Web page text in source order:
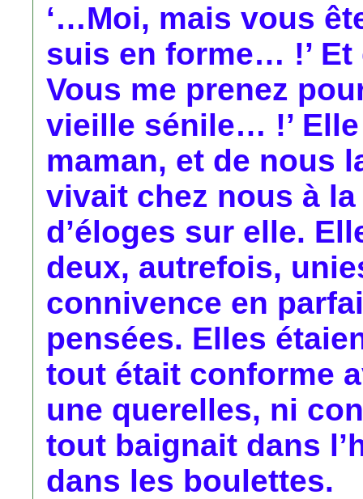
‘…Moi, mais vous
suis en forme… !’ Et
Vous me prenez
vieille sénile… !’
maman, et de nous
vivait chez nous à
d’éloges sur elle.
deux, autrefois,
connivence en
pensées. Elles
tout était conforme
une querelles, ni
tout baignait dans
dans les boulettes.